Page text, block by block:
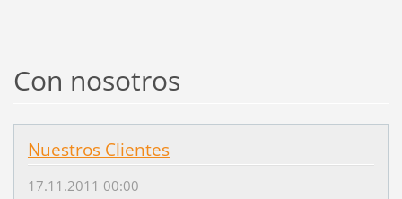
Con nosotros
Nuestros Clientes
17.11.2011 00:00